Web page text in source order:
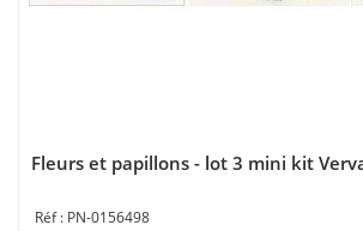
Fleurs et papillons - lot 3 mini kit
PN-0156498